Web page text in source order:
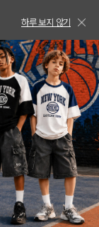
하루 보지 않기